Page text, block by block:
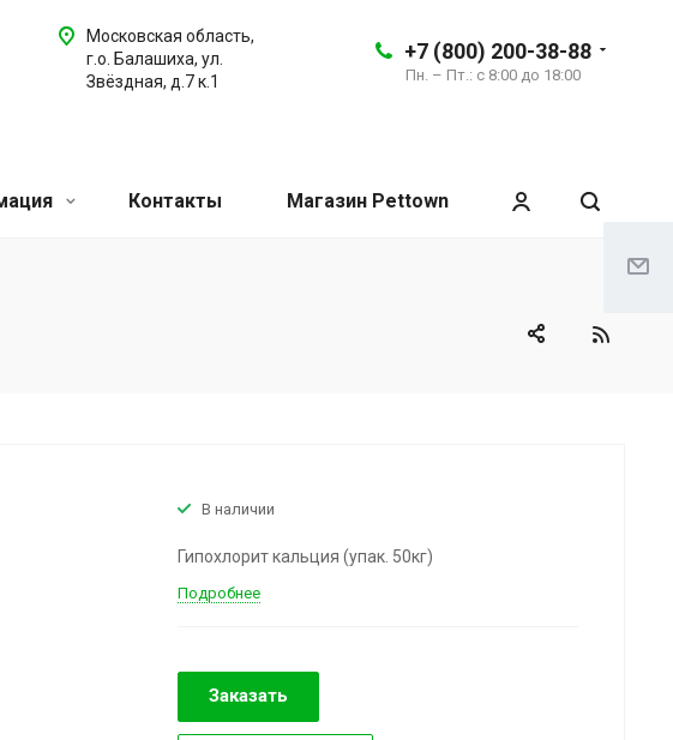
+7 (800) 200-38-88
Пн. – Пт.: с 8:00 до 18:00
Московская область,
г.о. Балашиха, ул.
Звёздная, д.7 к.1
Контакты Магазин Pettown
В наличии
Гипохлорит кальция (упак. 50кг)
Подробнее
Заказать